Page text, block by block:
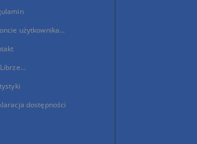
użytkownika...
dostępności